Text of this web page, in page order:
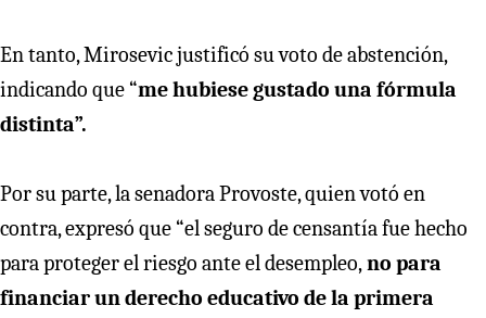
En tanto, Mirosevic justificó su voto de abstención,
indicando que “me hubiese gustado una fórmula
distinta”.
Por su parte, la senadora Provoste, quien votó en
contra, expresó que “el seguro de censantía fue hecho
para proteger el riesgo ante el desempleo,no para
financiar un derecho educativo de la primera